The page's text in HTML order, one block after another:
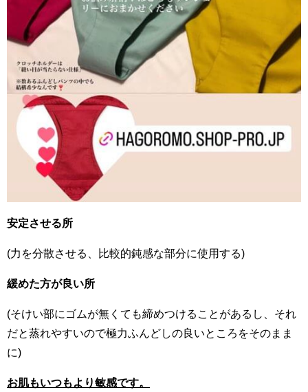
安定させる所
(力を分散させる、比較的鈍感な部分に使用する)
緩めた方が良い所
(そけい部にゴムが無くても締めつけることがあるし、それ
だと蒸れやすいので極力ふんどしの良いところをそのまま
に)
お肌もいつもより敏感です。